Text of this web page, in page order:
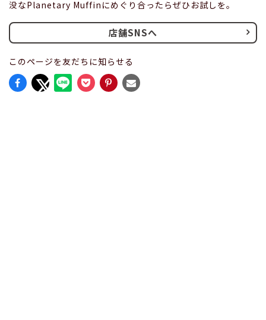
没なPlanetary Muffinにめぐり合ったらぜひお試しを。
店舗SNSへ
このページを友だちに知らせる